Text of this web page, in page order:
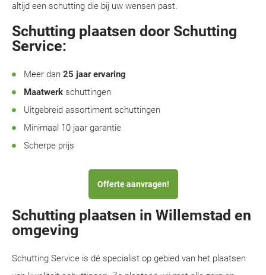
altijd een schutting die bij uw wensen past.
Schutting plaatsen door Schutting
Service:
Meer dan 25 jaar ervaring
Maatwerk schuttingen
Uitgebreid assortiment schuttingen
Minimaal 10 jaar garantie
Scherpe prijs
Offerte aanvragen!
Schutting plaatsen in Willemstad en
omgeving
Schutting Service is dé specialist op gebied van het plaatsen